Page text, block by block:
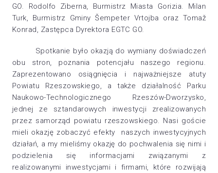
GO. Rodolfo Ziberna, Burmistrz Miasta Gorizia. Milan
Turk, Burmistrz Gminy Šempeter Vrtojba oraz Tomaž
Konrad, Zastępca Dyrektora EGTC GO.
Spotkanie było okazją do wymiany doświadczeń
obu stron, poznania potencjału naszego regionu.
Zaprezentowano osiągnięcia i najważniejsze atuty
Powiatu Rzeszowskiego, a także działalność Parku
Naukowo-Technologicznego Rzeszów-Dworzysko,
jednej ze sztandarowych inwestycji zrealizowanych
przez samorząd powiatu rzeszowskiego. Nasi goście
mieli okazję zobaczyć efekty naszych inwestycyjnych
działań, a my mieliśmy okazję do pochwalenia się nimi i
podzielenia się informacjami związanymi z
realizowanymi inwestycjami i firmami, które rozwijają